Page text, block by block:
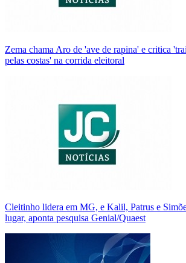
Zema chama Aro de 'ave de rapina' e critica
pelas costas' na corrida eleitoral
Cleitinho lidera em MG, e Kalil, Patrus e
lugar, aponta pesquisa Genial/Quaest